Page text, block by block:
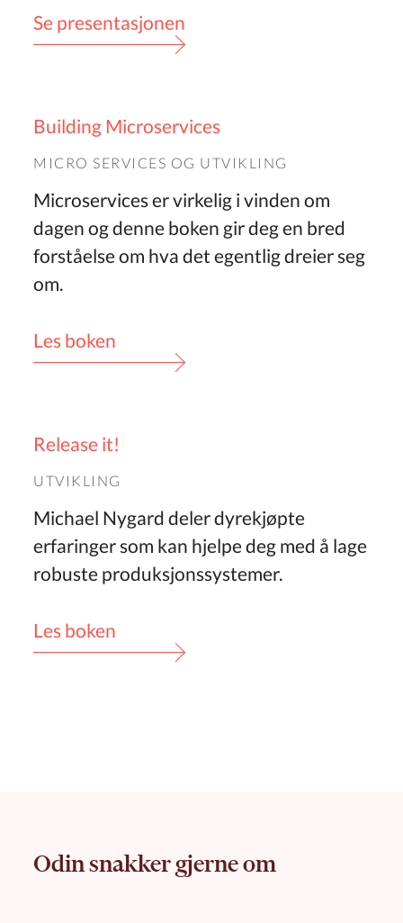
Se presentasjonen
Building Microservices
MICRO SERVICES OG UTVIKLING
Microservices er virkelig i vinden om
dagen og denne boken gir deg en bred
forståelse om hva det egentlig dreier seg
om.
Les boken
Release it!
UTVIKLING
Michael Nygard deler dyrekjøpte
erfaringer som kan hjelpe deg med å lage
robuste produksjonssystemer.
Les boken
Odin snakker gjerne om